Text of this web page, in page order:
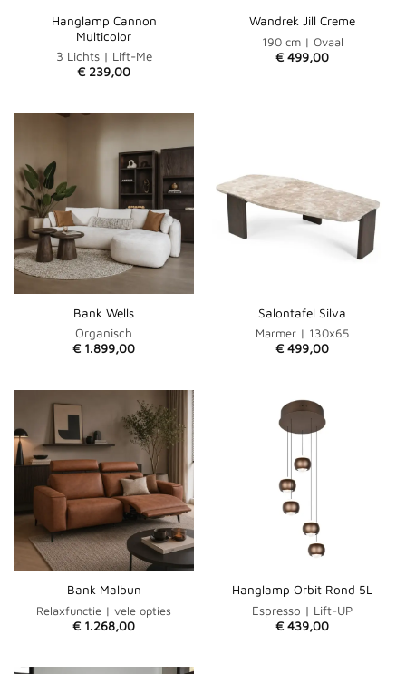
Hanglamp Cannon
Multicolor
3 Lichts | Lift-Me
€ 239,00
Wandrek Jill Creme
190 cm | Ovaal
€ 499,00
Bank Wells
Organisch
€ 1.899,00
Salontafel Silva
Marmer | 130x65
€ 499,00
Bank Malbun
Relaxfunctie | vele opties
€ 1.268,00
Hanglamp Orbit Rond 5L
Espresso | Lift-UP
€ 439,00